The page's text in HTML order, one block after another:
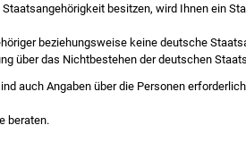
besitzen, wird Ihnen ein
beziehungsweise keine deutsche
über das Nichtbestehen der deutschen
auch Angaben über die Personen
beraten.